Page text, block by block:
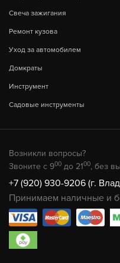
Свеча зажигания
Ремонт кузова
Уход за автомобилем
Домкраты
Инструмент
Садовые инструменты
Возникли вопросы?
Звоните с 900 до 2100, без
+7 (920) 930-9206 (г.
Принимаем наличные и